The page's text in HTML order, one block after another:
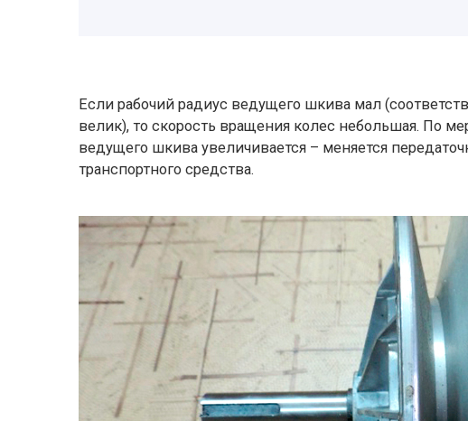
Если рабочий радиус ведущего шкива мал
велик), то скорость вращения колес небольшая. По
ведущего шкива увеличивается – меняется
транспортного средства.